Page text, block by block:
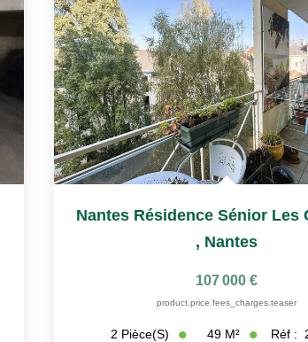
, Nantes
107 000 €
product.price.fees_charges.teaser
2 Pièce(s) 49 M² Réf :